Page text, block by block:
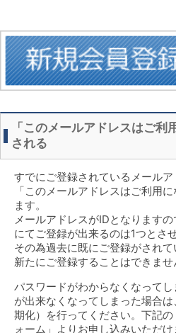
「このメールアドレスはご
される
すでにご登録されているメール
「このメールアドレスはご利用
ます。
メールアドレスがIDとなります
にてご登録が出来るのは1つとさ
その為過去に既にご登録がされ
新たにご登録することはできませ
パスワードがわからなくなって
が出来なくなってしまった場合
期化）を行ってください。下記
ォーム」よりお申し込みいただけ